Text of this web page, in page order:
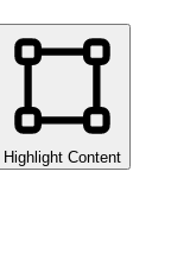
Highlight Content